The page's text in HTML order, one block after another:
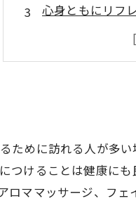
心身ともにリフ
専門知識を持つ
疲れた体もスッ
ために訪れる人が多
つけることは健康に
ロママッサージ、フ